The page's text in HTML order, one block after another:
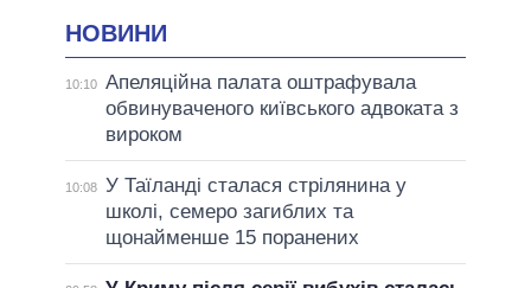
НОВИНИ
10:10 Апеляційна палата оштрафувала
обвинуваченого київського адвоката з
вироком
10:08 У Таїланді сталася стрілянина у
школі, семеро загиблих та
щонайменше 15 поранених